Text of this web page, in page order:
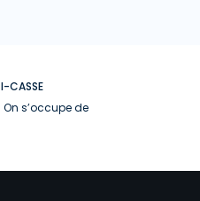
CASSE
s’occupe de